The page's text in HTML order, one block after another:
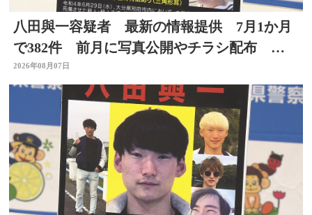
八田與一容疑者 最新の情報提供 7月1か月
で382件 前月に写真公開やチラシ配布 別
府ひき逃げ事件
2026年08月07日